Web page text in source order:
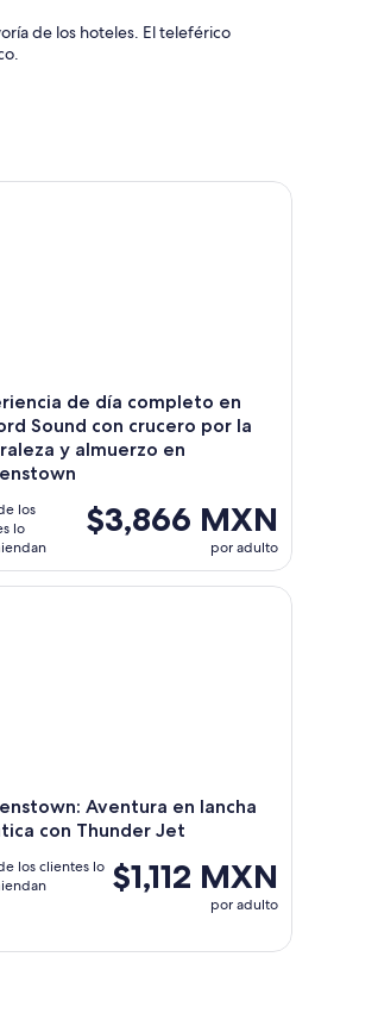
de los hoteles. El teleférico
de día completo en
Sound con crucero por la
y almuerzo en
$3,866 MXN
por adulto
los
lo
de día completo en Milford Sound
Aventura en lancha
con Thunder Jet
$1,112 MXN
por adulto
los clientes lo
Aventura en lancha acuática con